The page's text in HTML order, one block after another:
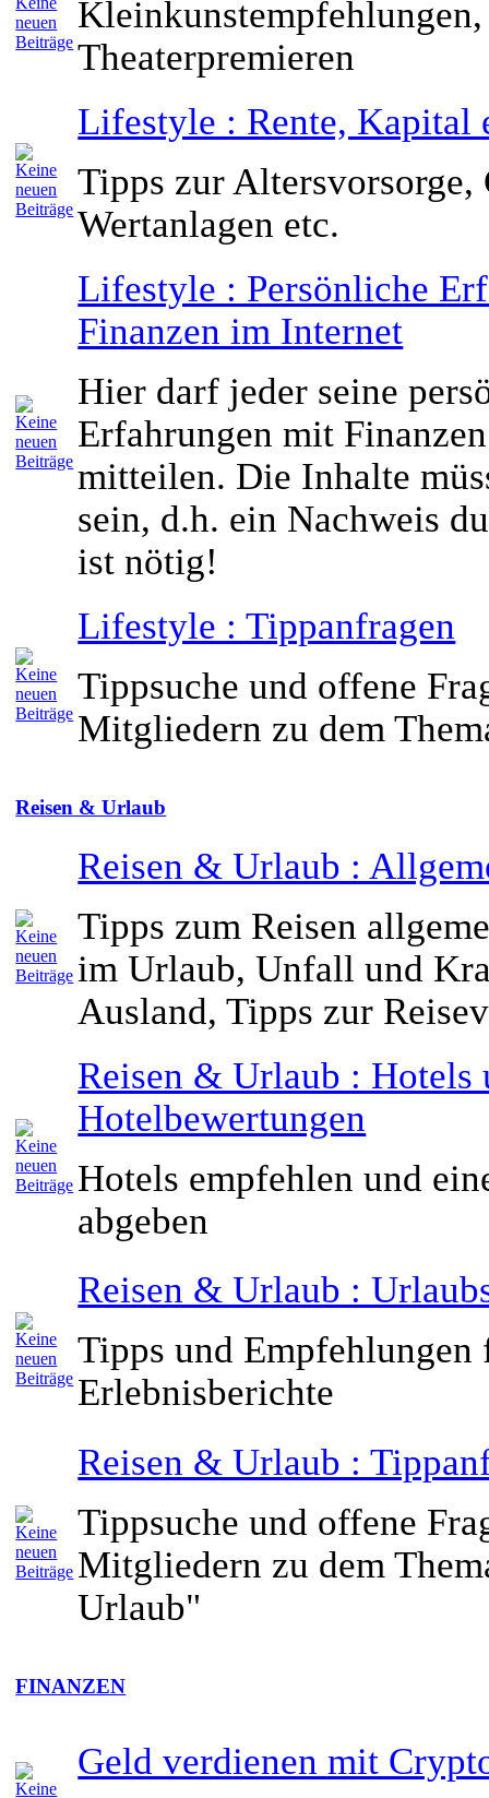
Kleinkunstempfehlungen,
Theaterpremieren
Lifestyle : Rente, Kapital
Tipps zur Altersvorsorge,
Wertanlagen etc.
Lifestyle : Persönliche
Finanzen im Internet
Hier darf jeder seine
Erfahrungen mit
mitteilen. Die Inhalte
sein, d.h. ein Nachweis
ist nötig!
Lifestyle : Tippanfragen
Tippsuche und offene
Mitgliedern zu dem
Reisen & Urlaub
Reisen & Urlaub :
Tipps zum Reisen
im Urlaub, Unfall und
Ausland, Tipps zur
Reisen & Urlaub : Hotels
Hotelbewertungen
Hotels empfehlen und
abgeben
Reisen & Urlaub :
Tipps und Empfehlungen
Erlebnisberichte
Reisen & Urlaub :
Tippsuche und offene
Mitgliedern zu dem
Urlaub"
FINANZEN
Geld verdienen mit